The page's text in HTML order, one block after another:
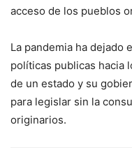
acceso de los pueblos
La pandemia ha dejado
políticas publicas hacia
de un estado y su
para legislar sin la
originarios.